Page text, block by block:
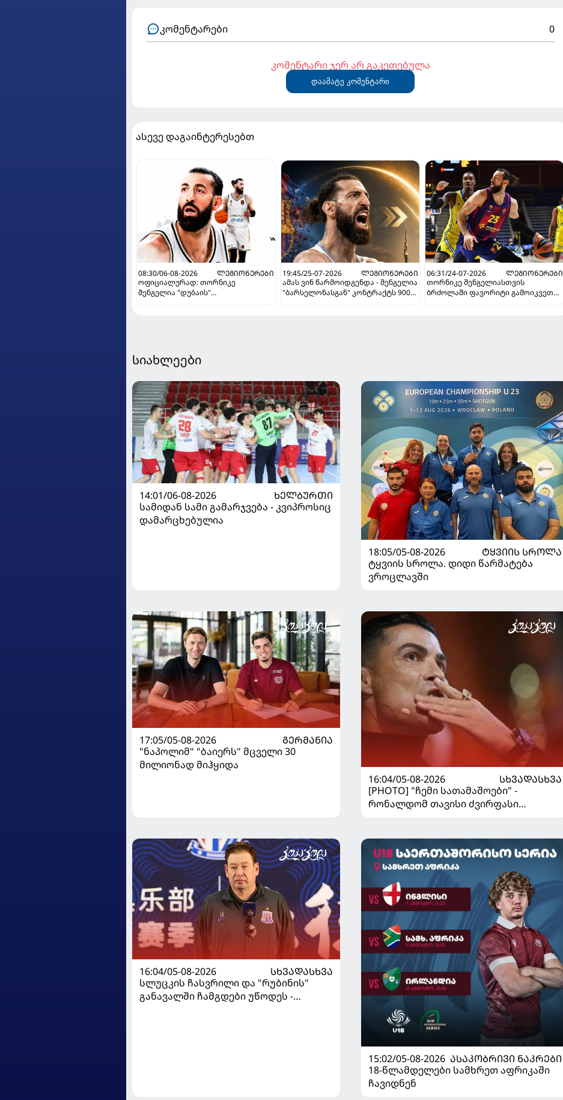
კომენტარები 0
კომენტარი ჯერ არ გაკეთებულა
დაამატე კომენტარი
ასევე დაგაინტერესებთ
08:30/06-08-2026
ᲚᲔᲒᲘᲝᲜᲔᲠᲔᲑᲘ
ოფიციალურად: თორნიკე
შენგელია "დუბაის"
19:45/25-07-2026
ᲚᲔᲒᲘᲝᲜᲔᲠᲔᲑᲘ
ამას ვინ წარმოიდგენდა - შენგელია
"ბარსელონასგან" კონტრაქტს 900
06:31/24-07-2026
ᲚᲔᲒᲘᲝᲜᲔᲠᲔᲑᲘ
თორნიკე შენგელიასთვის
ბრძოლაში ფავორიტი გამოიკვეთა -
სიახლეები
14:01/06-08-2026
ᲮᲔᲚᲑᲣᲠᲗᲘ
სამიდან სამი გამარჯვება - კვიპროსიც
დამარცხებულია
18:05/05-08-2026
ᲢᲧᲕᲘᲘᲡ ᲡᲠᲝᲚᲐ
ტყვიის სროლა. დიდი წარმატება
ვროცლავში
17:05/05-08-2026
ᲒᲔᲠᲛᲐᲜᲘᲐ
"ნაპოლიმ" "ბაიერს" მცველი 30
მილიონად მიჰყიდა
16:04/05-08-2026
ᲡᲮᲕᲐᲓᲐᲡᲮᲕᲐ
[PHOTO] "ჩემი სათამაშოები" -
რონალდომ თავისი ძვირფასი
16:04/05-08-2026
ᲡᲮᲕᲐᲓᲐᲡᲮᲕᲐ
სლუცკის ჩასვრილი და "რუბინის"
განავალში ჩამგდები უწოდეს -
15:02/05-08-2026 ᲐᲡᲐᲙᲝᲑᲠᲘᲕᲘ ᲜᲐᲙᲠᲔᲑᲘ
18-წლამდელები სამხრეთ აფრიკაში
ჩავიდნენ